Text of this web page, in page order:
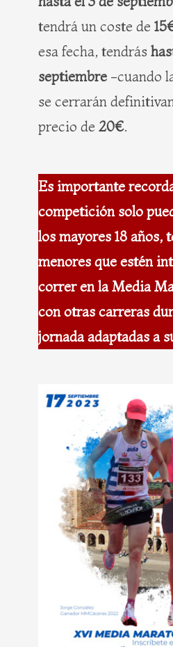
tendrá un coste de
esa fecha, tendrás
septiembre -cuando
se cerrarán
precio de 20€.
Es importante
competición solo
los mayores 18 años,
menores que estén
correr en la Media
con otras carreras
jornada adaptadas a